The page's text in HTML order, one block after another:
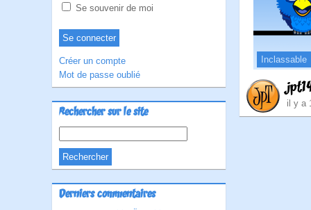
Se souvenir de moi
Créer un compte
Mot de passe oublié
Rechercher sur le site
Derniers commentaires
Inclassable
il y a